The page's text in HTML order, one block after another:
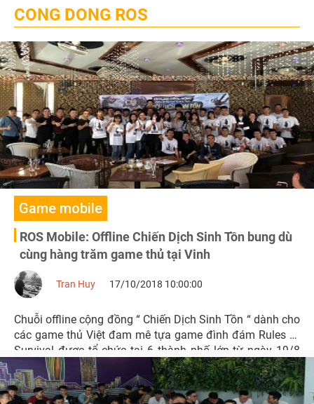
CONG DONG ROS
Game mobile
ROS Mobile: Offline Chiến Dịch Sinh Tồn bung dù
cùng hàng trăm game thủ tại Vinh
Tran Huy 17/10/2018 10:00:00
Chuỗi offline cộng đồng “ Chiến Dịch Sinh Tồn “ dành cho
các game thủ Việt đam mê tựa game đình đám Rules of
Survival được tổ chức tại 6 thành phố lớn từ ngày 19/8
đến 14/10